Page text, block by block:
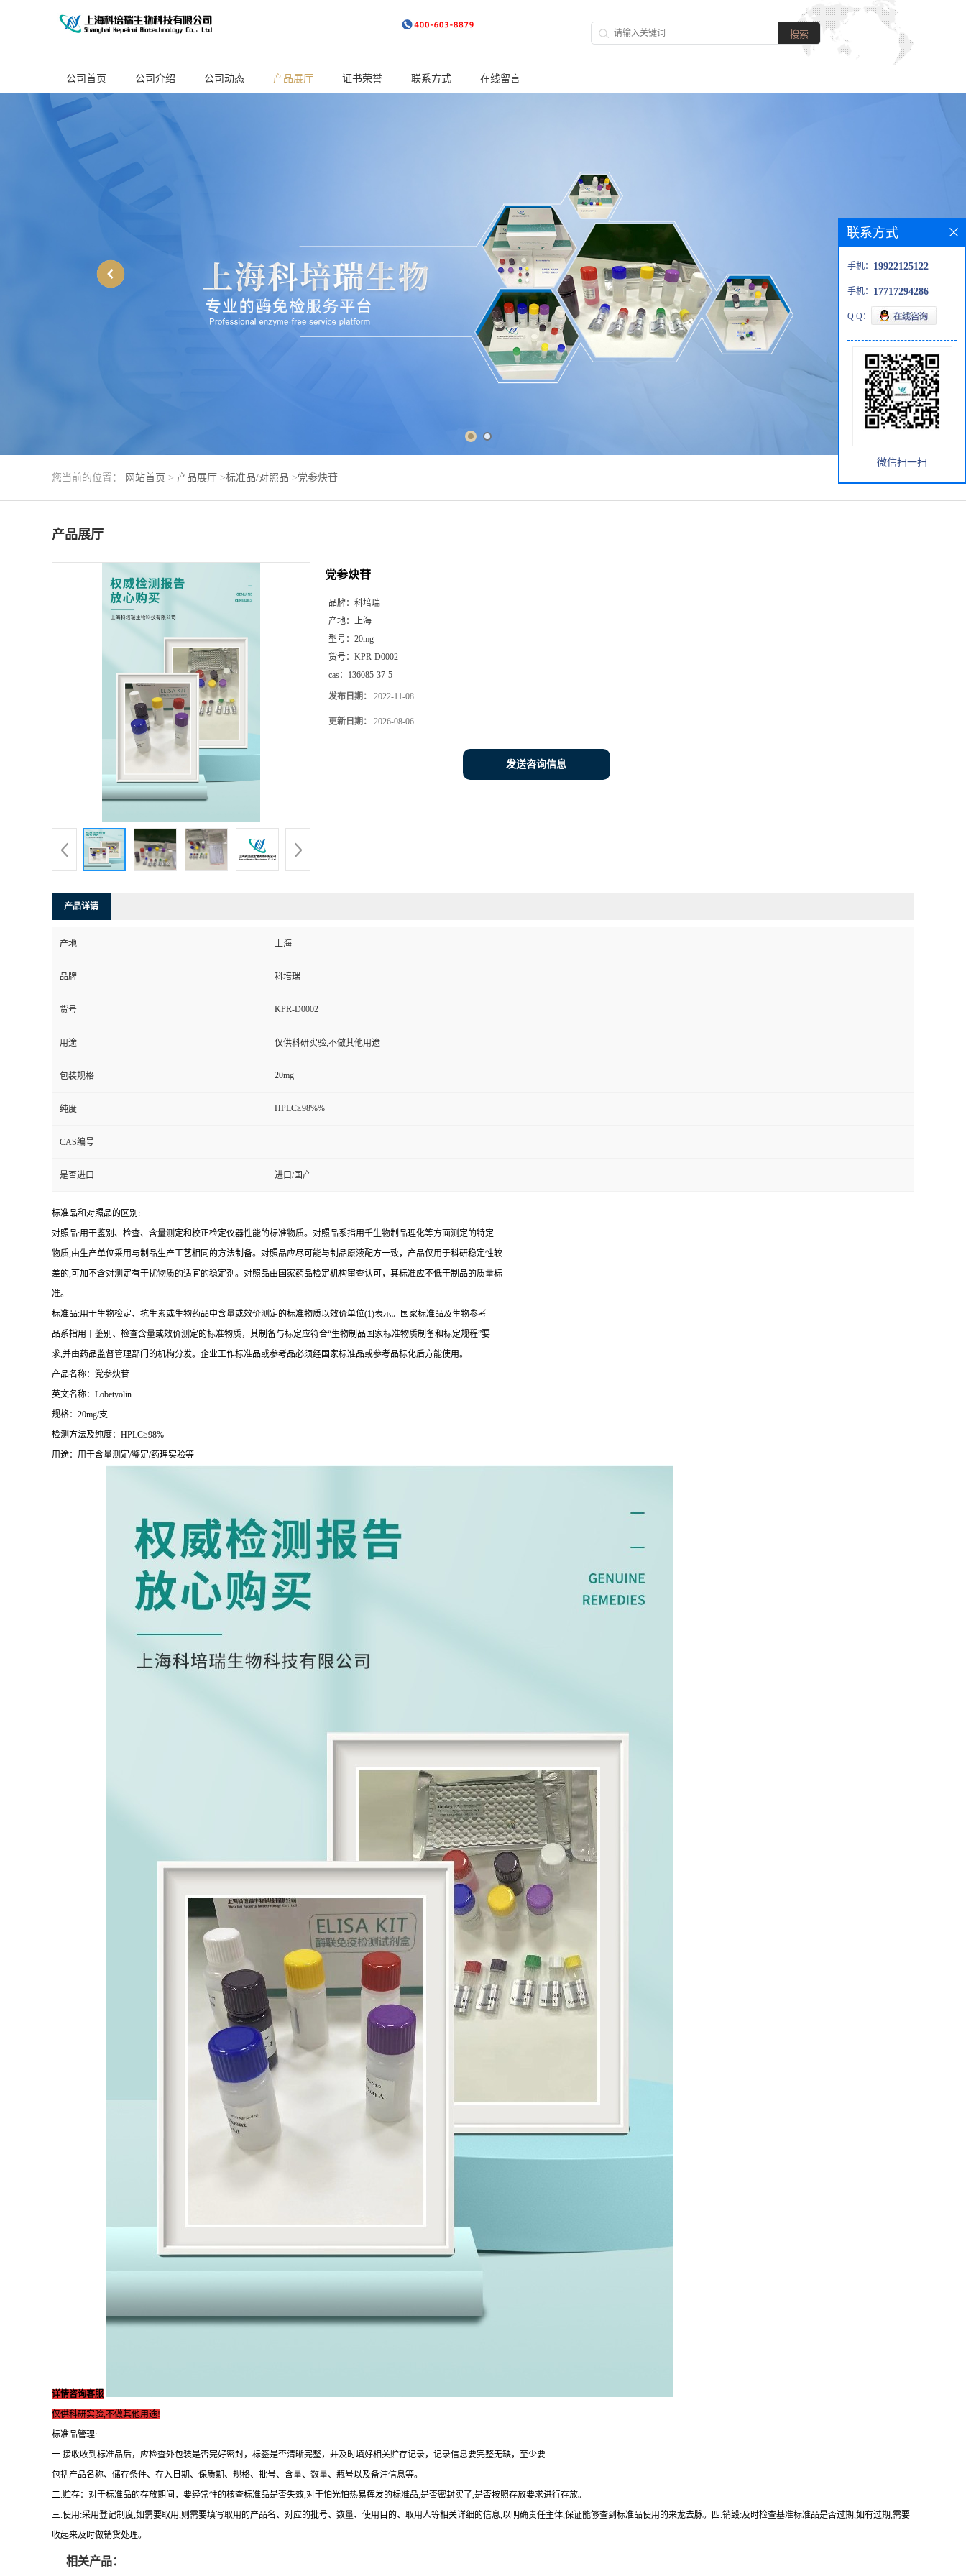
公司首页 公司介绍 公司动态 产品展厅 证书荣誉 联系方式 在线留言
您当前的位置： 网站首页 > 产品展厅 >标准品/对照品 >党参炔苷
产品展厅
党参炔苷
品牌： 科培瑞
产地：
上海
型号： 20mg
货号： KPR-D0002
cas： 136085-37-5
发布日期： 2022-11-08
更新日期： 2026-08-06
发送咨询信息
产品详请
产地 上海
品牌 科培瑞
货号 KPR-D0002
用途 仅供科研实验,不做其他用途
包装规格 20mg
纯度 HPLC≥98%%
CAS编号
是否进口 进口/国产
标准品和对照品的区别:
对照品:用干鉴别、检查、含量测定和校正检定仪器性能的标准物质。对照品系指用千生物制品理化等方面测定的特定
物质,由生产单位采用与制品生产工艺相同的方法制备。对照品应尽可能与制品原液配方一致，产品仅用于科研稳定性较
差的,可加不含对测定有干扰物质的适宜的稳定剂。对照品由国家药品检定机构审查认可，其标准应不低干制品的质量标
准。
标准品:用干生物检定、抗生素或生物药品中含量或效价测定的标准物质以效价单位(1)表示。国家标准品及生物参考
品系指用干鉴别、检查含量或效价测定的标准物质，其制备与标定应符合“生物制品国家标准物质制备和标定规程”要
求,并由药品监督管理部门的机构分发。企业工作标准品或参考品必须经国家标准品或参考品标化后方能使用。
产品名称：党参炔苷
英文名称：Lobetyolin
规格：20mg/支
检测方法及纯度：HPLC≥98%
用途：用于含量测定/鉴定/药理实验等
详情咨询客服
仅供科研实验,不做其他用途!
标准品管理:
一.接收收到标准品后，应检查外包装是否完好密封，标签是否清晰完整，并及时填好相关贮存记录，记录信息要完整无缺，至少要
包括产品名称、储存条件、存入日期、保质期、规格、批号、含量、数量、瓶号以及备注信息等。
二.贮存：对于标准品的存放期间，要经常性的核查标准品是否失效,对于怕光怕热易挥发的标准品,是否密封实了,是否按照存放要求进行存放。
三.使用:采用登记制度,如需要取用,则需要填写取用的产品名、对应的批号、数量、使用目的、取用人等相关详细的信息,以明确责任主体,保证能够查到标准品使用的来龙去脉。四.销毁:及时检查基准标准品是否过期,如有过期,需要
收起来及时做销货处理。
相关产品：
联系方式
手机： 19922125122
手机： 17717294286
Q Q：
微信扫一扫